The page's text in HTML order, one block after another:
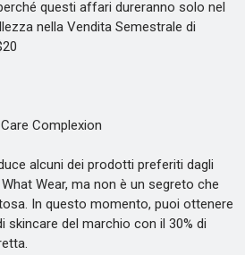
questi affari dureranno solo nel
nella Vendita Semestrale di
Complexion
alcuni dei prodotti preferiti dagli
Wear, ma non è un segreto che
In questo momento, puoi ottenere
del marchio con il 30% di